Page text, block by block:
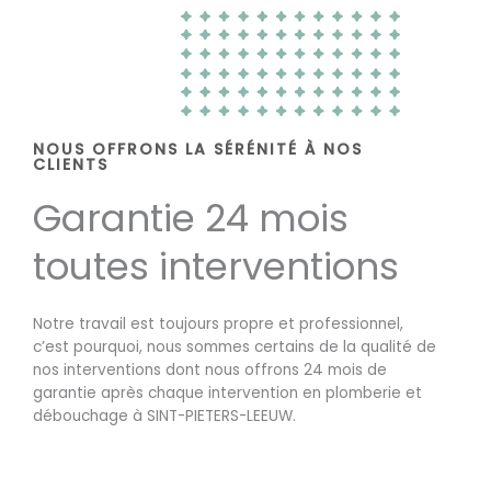
NOUS OFFRONS LA SÉRÉNITÉ À NOS
CLIENTS
Garantie 24 mois
toutes interventions
Notre travail est toujours propre et professionnel,
c’est pourquoi, nous sommes certains de la qualité de
nos interventions dont nous offrons 24 mois de
garantie après chaque intervention en plomberie et
débouchage à SINT-PIETERS-LEEUW.